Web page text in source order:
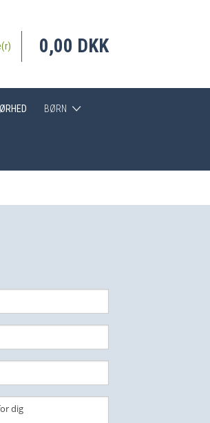
0,00 DKK
BØRN